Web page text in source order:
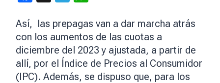
Así, las prepagas van a dar marcha atrás
con los aumentos de las cuotas a
diciembre del 2023 y ajustada, a partir de
allí, por el Índice de Precios al Consumidor
(IPC). Además, se dispuso que, para los